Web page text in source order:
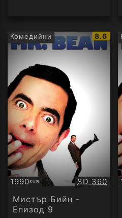
Комедийни
IMDb
8.6
1990SUB
Субтитри Качество:
SD 360
Мистър Бийн -
Епизод 9